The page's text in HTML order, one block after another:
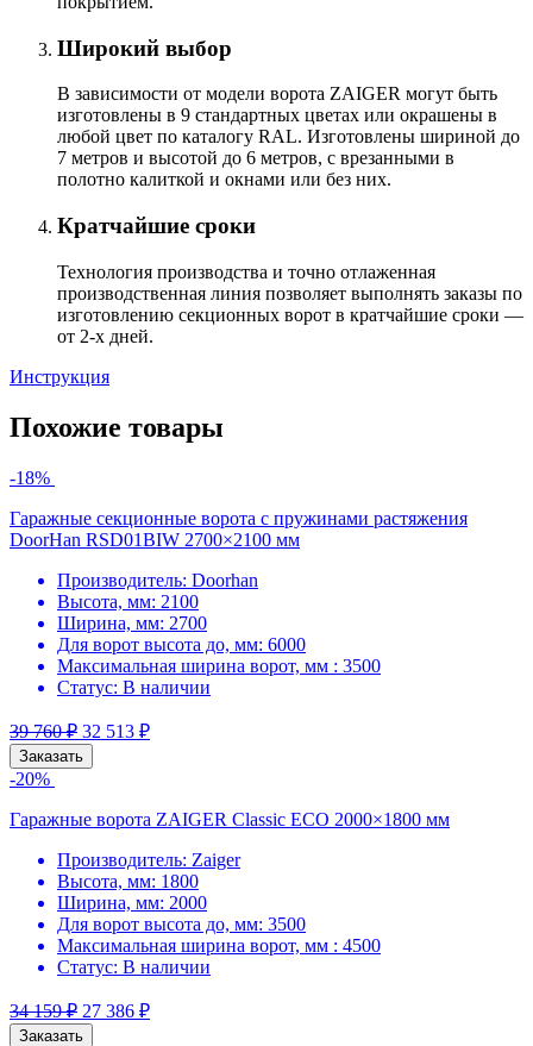
Широкий выбор
В зависимости от модели ворота ZAIGER могут быть
изготовлены в 9 стандартных цветах или окрашены в
любой цвет по каталогу RAL. Изготовлены шириной до
7 метров и высотой до 6 метров, с врезанными в
полотно калиткой и окнами или без них.
Кратчайшие сроки
Технология производства и точно отлаженная
производственная линия позволяет выполнять заказы по
изготовлению секционных ворот в кратчайшие сроки —
от 2-х дней.
Инструкция
Похожие товары
-18%
Гаражные секционные ворота с пружинами растяжения
DoorHan RSD01BIW 2700×2100 мм
Производитель: Doorhan
Высота, мм: 2100
Ширина, мм: 2700
Для ворот высота до, мм: 6000
Максимальная ширина ворот, мм : 3500
Статус: В наличии
39 760₽ 32 513 ₽
Заказать
-20%
Гаражные ворота ZAIGER Classic ECO 2000×1800 мм
Производитель: Zaiger
Высота, мм: 1800
Ширина, мм: 2000
Для ворот высота до, мм: 3500
Максимальная ширина ворот, мм : 4500
Статус: В наличии
34 159₽ 27 386 ₽
Заказать